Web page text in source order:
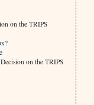
on the TRIPS
on the TRIPS